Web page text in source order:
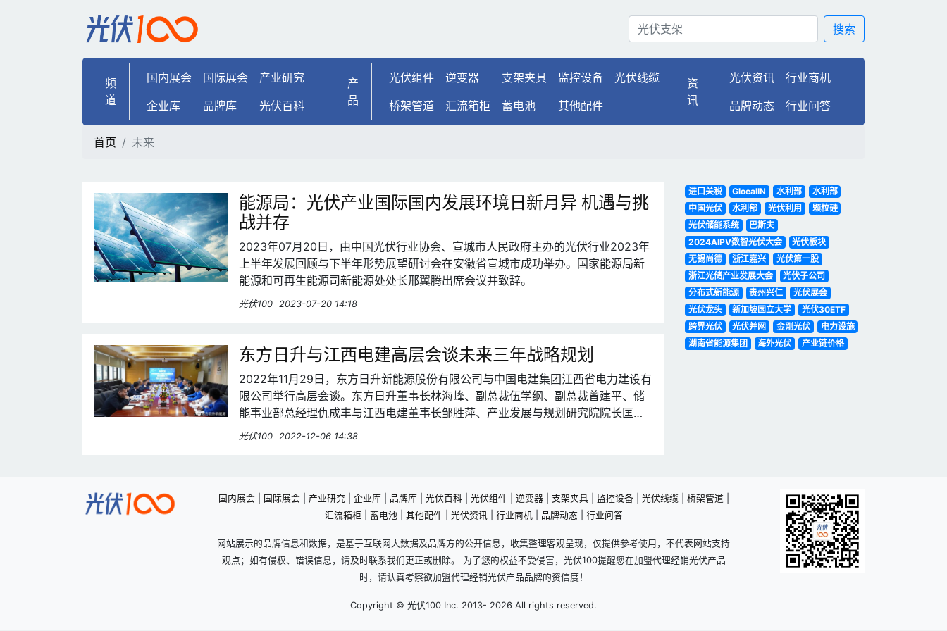
未来 | 光伏100 搜索
频
道
国内展会 国际展会
产业研究
企业库
品牌库 光伏百科
产
品
光伏组件 逆变器 支架夹具 监控设备
光伏线缆
桥架管道
汇流箱柜 蓄电池 其他配件
资
讯
光伏资讯
行业商机
品牌动态
行业问答
首页 未来
能源局：光伏产业国际国内发展环境日新月异 机遇与挑
战并存
2023年07月20日，由中国光伏行业协会、宣城市人民政府主办的光伏行业2023年
上半年发展回顾与下半年形势展望研讨会在安徽省宣城市成功举办。国家能源局新
能源和可再生能源司新能源处处长邢翼腾出席会议并致辞。
光伏100 2023-07-20 14:18
东方日升与江西电建高层会谈未来三年战略规划
2022年11月29日，东方日升新能源股份有限公司与中国电建集团江西省电力建设有
限公司举行高层会谈。东方日升董事长林海峰、副总裁伍学纲、副总裁曾建平、储
能事业部总经理仇成丰与江西电建董事长邹胜萍、产业发展与规划研究院院长匡晓
龙、碳中和研究院书记涂春雷等领导出席座谈会。
光伏100 2022-12-06 14:38
进口关税 GlocalIN 水利部
水利部
中国光伏
水利部 光伏利用
颗粒硅
光伏储能系统
巴斯夫
2024AIPV数智光伏大会
光伏板块
无锡尚德
浙江嘉兴
光伏第一股
浙江光储产业发展大会
光伏子公司
分布式新能源
贵州兴仁
光伏展会
光伏龙头
新加坡国立大学
光伏30ETF
跨界光伏
光伏并网 金刚光伏
电力设施
湖南省能源集团
海外光伏 产业链价格
国内展会| 国际展会| 产业研究| 企业库| 品牌库| 光伏百科| 光伏组件| 逆变器| 支架夹具| 监控设备| 光伏线缆 桥架管道
汇流箱柜
蓄电池| 其他配件| 光伏资讯| 行业商机| 品牌动态| 行业问答
网站展示的品牌信息和数据，是基于互联网大数据及品牌方的公开信息，收集整理客观呈现，仅提供参考使用，不代表网站支持
观点；如有侵权、错误信息，请及时联系我们更正或删除。 为了您的权益不受侵害，光伏100提醒您在加盟代理经销光伏产品
时，请认真考察欲加盟代理经销光伏产品品牌的资信度！
Copyright © 光伏100 Inc. 2013- 2026 All rights reserved.